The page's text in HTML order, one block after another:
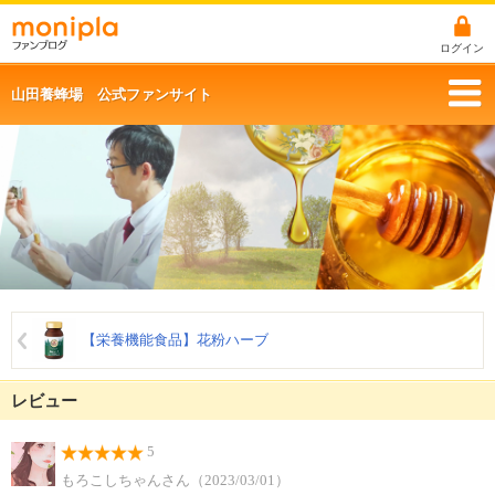
ログイン
山田養蜂場 公式ファンサイト
【栄養機能食品】花粉ハーブ
レビュー
5
もろこしちゃんさん（2023/03/01）